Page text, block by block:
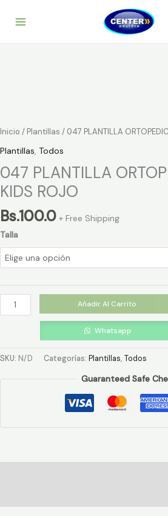
Inicio / Plantillas / 047 PLANTILLA
Plantillas, Todos
047 PLANTILLA
KIDS ROJO
Bs.100.0 + Free Shipping
Talla
cantidad
Añadir Al Carrito
Whatsapp
SKU: N/D Categorías: Plantillas, Todos
Guaranteed Safe